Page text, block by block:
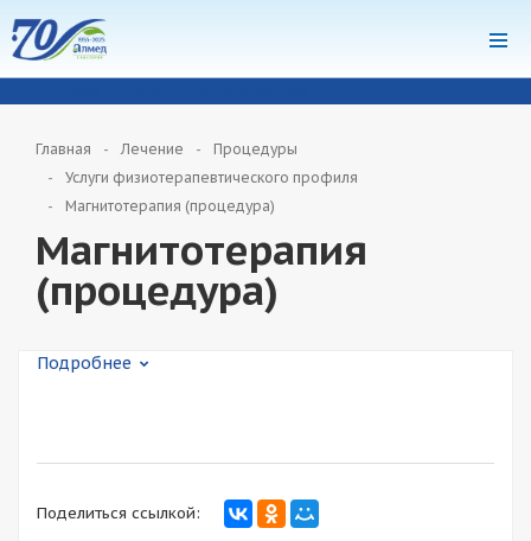
Главная Лечение
Процедуры
Услуги физиотерапевтического профиля
Магнитотерапия (процедура)
Магнитотерапия
(процедура)
Подробнее
Поделиться ссылкой: